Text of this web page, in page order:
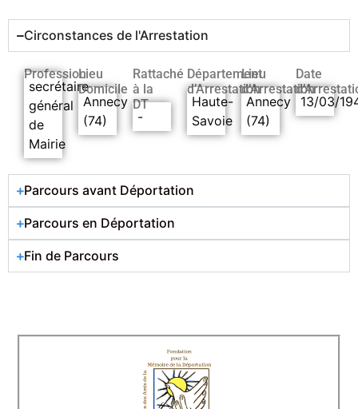
Circonstances de l'Arrestation
Profession
secrétaire
général
de
Mairie
Lieu
Domicile
Annecy
(74)
Rattaché
à la
DT
-
Département
d’Arrestation
Haute-
Savoie
Lieu
d’Arrestation
Annecy
(74)
Date
13/03/
Parcours avant Déportation
Parcours en Déportation
Fin de Parcours